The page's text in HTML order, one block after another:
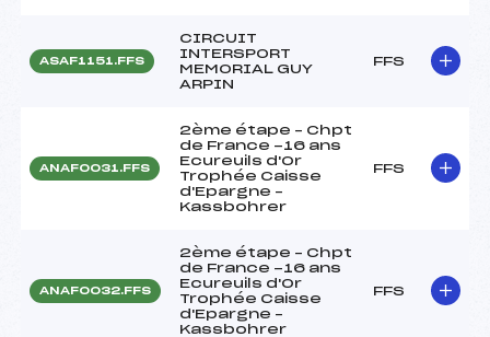
ASAF1151.FFS
CIRCUIT
INTERSPORT
MEMORIAL GUY
ARPIN
FFS
ANAF0031.FFS
2ème étape – Chpt
de France -16 ans
Ecureuils d'Or
Trophée Caisse
d'Epargne –
Kassbohrer
FFS
ANAF0032.FFS
2ème étape – Chpt
de France -16 ans
Ecureuils d'Or
Trophée Caisse
d'Epargne –
Kassbohrer
FFS